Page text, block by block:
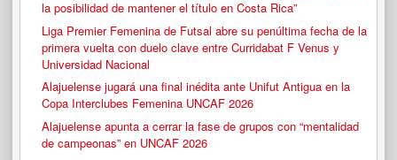
la posibilidad de mantener el título en Costa Rica”
Liga Premier Femenina de Futsal abre su penúltima fecha de la
primera vuelta con duelo clave entre Curridabat F Venus y
Universidad Nacional
Alajuelense jugará una final inédita ante Unifut Antigua en la
Copa Interclubes Femenina UNCAF 2026
Alajuelense apunta a cerrar la fase de grupos con “mentalidad
de campeonas” en UNCAF 2026